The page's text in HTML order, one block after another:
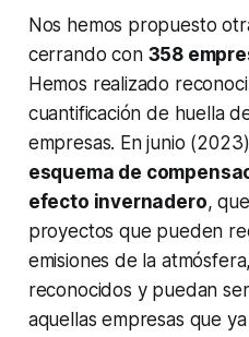
Nos hemos propuesto
cerrando con 358
Hemos realizado
cuantificación de huella
empresas. En junio
esquema de
efecto invernadero,
proyectos que pueden
emisiones de la
reconocidos y puedan
aquellas empresas que